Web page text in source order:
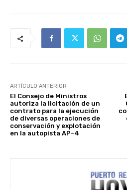
ARTÍCULO ANTERIOR
El Consejo de Ministros
autoriza la licitación de un
contrato para la ejecución
de diversas operaciones de
conservación y explotación
en la autopista AP-4